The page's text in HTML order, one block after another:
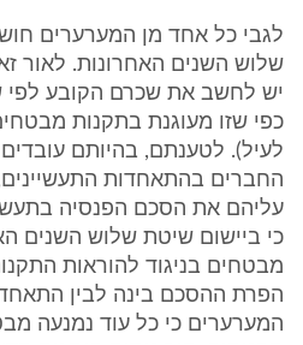
לגבי כל אחד מן המערערים
שלוש השנים האחרונות. לאור
יש לחשב את שכרם הקובע לפי
לעיל). לטענתם, בהיותם
החברים בהתאחדות
עליהם את הסכם הפנסיה
כי ביישום שיטת שלוש השנים
מבטחים בניגוד להוראות
הפרת ההסכם בינה לבין
המערערים כי כל עוד נמנעה